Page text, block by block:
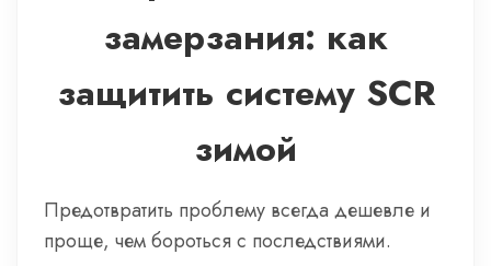
замерзания: как
защитить систему SCR
зимой
Предотвратить проблему всегда дешевле и
проще, чем бороться с последствиями.